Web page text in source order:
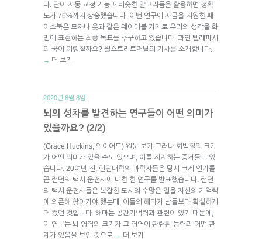
다. 단어 자동 교정 기능과 비슷한 알고리듬을 활용하면 정확
도가 76%까지 상승했습니다. 이번 연구에 자금을 지원한 페
이스북은 모자나 옷과 같은 웨어러블 기기로 우리의 생각을 화
면에 표현하는 최종 목표를 추구하고 있습니다. 과연 텔레파시
의 꿈이 이뤄질까요? 월스트리트저널의 기사를 소개합니다.
→ 더 보기
2020년 8월 8일.
뇌의 성차를 발견하는 연구들이 어떤 의미가
있을까요? (2/2)
(Grace Huckins, 와이어드) 원문 보기 그러나 회백질의 크기
가 어떤 의미가 있을 수도 있으며, 이를 지지하는 증거들도 있
습니다. 20여년 전, 런던대학의 과학자들은 당시 크게 인기를
끈 런던의 택시 운전사에 대한 한 연구를 발표했습니다. 런던
의 택시 운전사들은 복잡한 도시의 수많은 길을 자신의 기억력
에 의존해 찾아가야 했는데, 이들의 해마가 남들보다 확실하게
더 컸던 것입니다. 해마는 공간기억력과 관련이 있기 때문에,
이 연구는 뇌 영역의 크기가 그 영역이 관련된 능력과 어떤 관
계가 있음을 보인 것으로 → 더 보기